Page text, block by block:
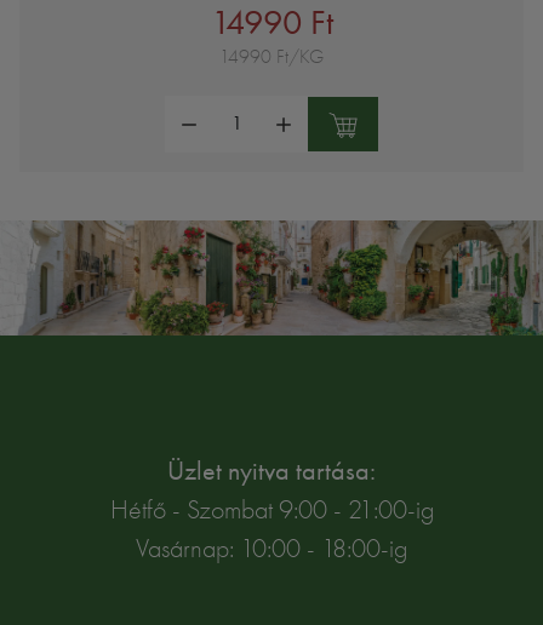
14990 Ft
14990 Ft/KG
Üzlet nyitva tartása:
Hétfő - Szombat 9:00 - 21:00-ig
Vasárnap: 10:00 - 18:00-ig